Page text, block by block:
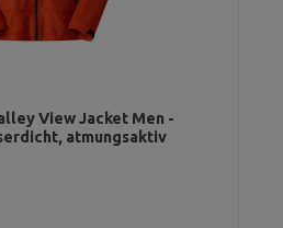
View Jacket Men -
atmungsaktiv